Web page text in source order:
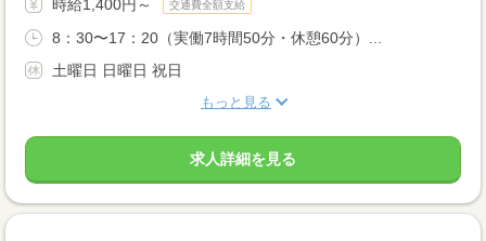
時給1,400円～ 交通費全額支給
8：30〜17：20（実働7時間50分・休憩60分）...
土曜日 日曜日 祝日
もっと見る
求人詳細を見る